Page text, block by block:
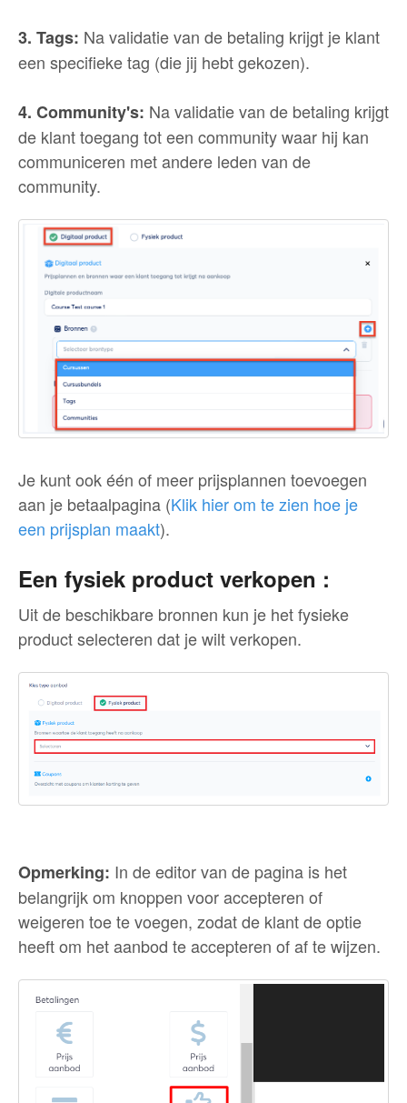
3. Tags: Na validatie van de betaling krijgt je klant
een specifieke tag (die jij hebt gekozen).
4. Community's: Na validatie van de betaling krijgt
de klant toegang tot een community waar hij kan
communiceren met andere leden van de
community.
Je kunt ook één of meer prijsplannen toevoegen
aan je betaalpagina (Klik hier om te zien hoe je
een prijsplan maakt).
Een fysiek product verkopen :
Uit de beschikbare bronnen kun je het fysieke
product selecteren dat je wilt verkopen.
Opmerking: In de editor van de pagina is het
belangrijk om knoppen voor accepteren of
weigeren toe te voegen, zodat de klant de optie
heeft om het aanbod te accepteren of af te wijzen.